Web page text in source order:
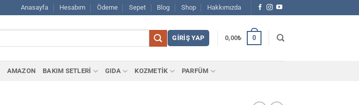
Anasayfa Hesabım Ödeme Sepet Blog Shop Hakkımızda
GIRIŞ YAP 0,00₺ 0
AMAZON BAKIM SETLERİ GIDA KOZMETİK PARFÜM